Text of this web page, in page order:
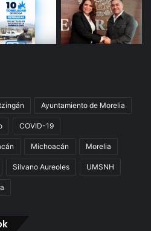
Ayuntamiento de Morelia
COVID-19
Michoacán Morelia
Silvano Aureoles UMSNH